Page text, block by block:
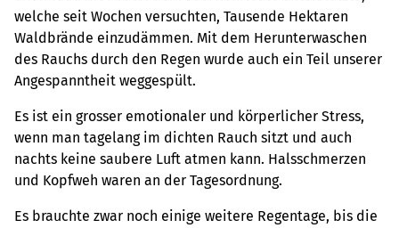
welche seit Wochen versuchten, Tausende Hektaren
Waldbrände einzudämmen. Mit dem Herunterwaschen
des Rauchs durch den Regen wurde auch ein Teil unserer
Angespanntheit weggespült.
Es ist ein grosser emotionaler und körperlicher Stress,
wenn man tagelang im dichten Rauch sitzt und auch
nachts keine saubere Luft atmen kann. Halsschmerzen
und Kopfweh waren an der Tagesordnung.
Es brauchte zwar noch einige weitere Regentage, bis die